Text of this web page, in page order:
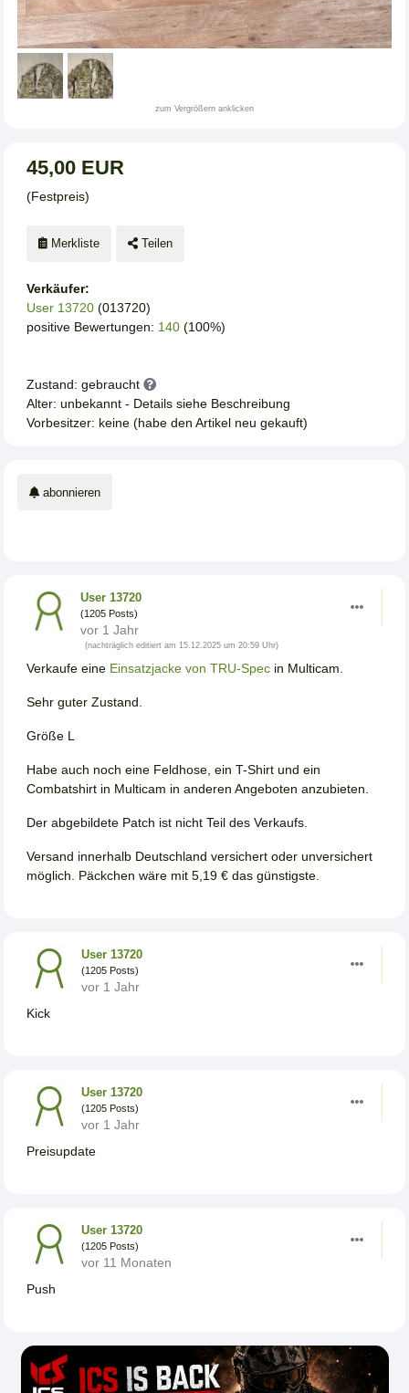
zum Vergrößern anklicken
45,00 EUR
(Festpreis)
Merkliste Teilen
Verkäufer:
User 13720 (013720)
positive Bewertungen: 140 (100%)
Zustand: gebraucht
Alter: unbekannt - Details siehe Beschreibung
Vorbesitzer: keine (habe den Artikel neu gekauft)
abonnieren
User 13720
(1205 Posts)
vor 1 Jahr
(nachträglich editiert am 15.12.2025 um 20:59 Uhr)
Verkaufe eine Einsatzjacke von TRU-Spec in Multicam.
Sehr guter Zustand.
Größe L
Habe auch noch eine Feldhose, ein T-Shirt und ein
Combatshirt in Multicam in anderen Angeboten anzubieten.
Der abgebildete Patch ist nicht Teil des Verkaufs.
Versand innerhalb Deutschland versichert oder unversichert
möglich. Päckchen wäre mit 5,19 € das günstigste.
User 13720
(1205 Posts)
vor 1 Jahr
Kick
User 13720
(1205 Posts)
vor 1 Jahr
Preisupdate
User 13720
(1205 Posts)
vor 11 Monaten
Push